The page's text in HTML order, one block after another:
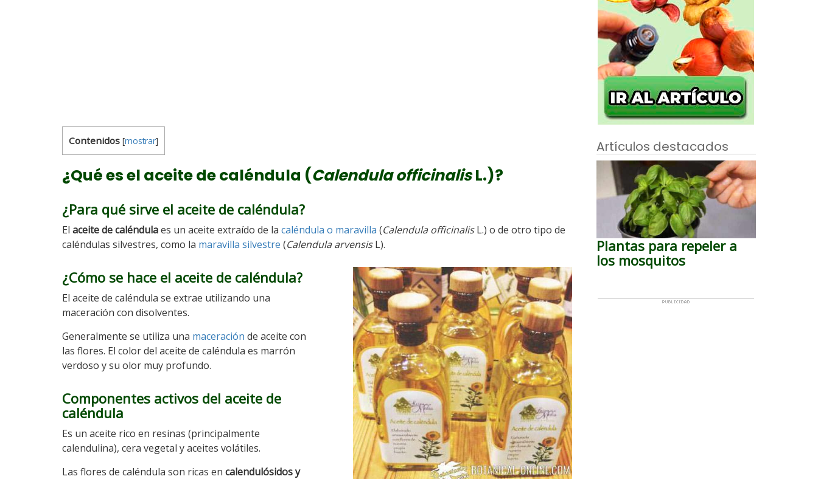
Contenidos [mostrar]
¿Qué es el aceite de caléndula (Calendula officinalisL.)?
¿Para qué sirve el aceite de caléndula?
El aceite de caléndulaes un aceite extraído de la caléndula o maravilla (Calendula officinalisL.) o de otro tipo de
caléndulas silvestres, como la maravilla silvestre (Calendula arvensisL).
¿Cómo se hace el aceite de caléndula?
El aceite de caléndula se extrae utilizando una
maceración con disolventes.
Generalmente se utiliza una maceración de aceite con
las flores. El color del aceite de caléndula es marrón
verdoso y su olor muy profundo.
Componentes activos del aceite de
caléndula
Es un aceite rico en resinas (principalmente
calendulina), cera vegetal y aceites volátiles.
Las flores de caléndula son ricas en calendulósidos y
Artículos destacados
Plantas para repeler a
los mosquitos